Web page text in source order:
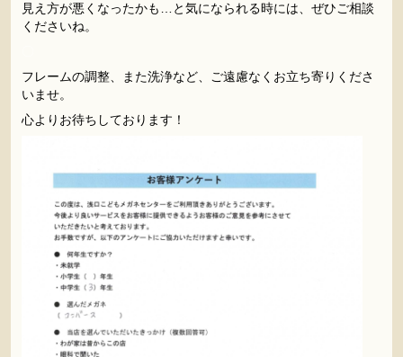
見え方が悪くなったかも…と気になられる時には、ぜひご相談
くださいね。
フレームの調整、また洗浄など、ご遠慮なくお立ち寄りくださ
いませ。
心よりお待ちしております！